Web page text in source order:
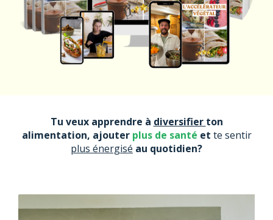
Tu veux apprendre à diversifier ton
alimentation, ajouter plus de santé et te sentir
plus énergisé au quotidien?